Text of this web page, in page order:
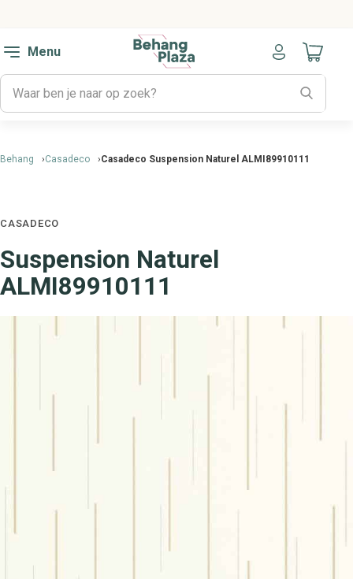
Menu
Naar
Behang Casadeco Casadeco Suspension Naturel ALMI89910111
CASADECO
Suspension Naturel
ALMI89910111